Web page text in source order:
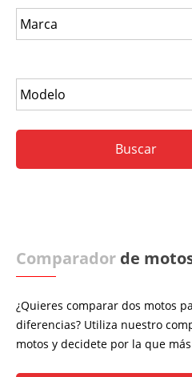
Comparador de
¿Quieres comparar dos motos
diferencias? Utiliza nuestro
motos y decidete por la que